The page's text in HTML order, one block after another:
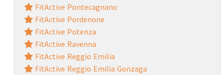
FitActive Pontecagnano
FitActive Pordenone
FitActive Potenza
FitActive Ravenna
FitActive Reggio Emilia
FitActive Reggio Emilia Gonzaga